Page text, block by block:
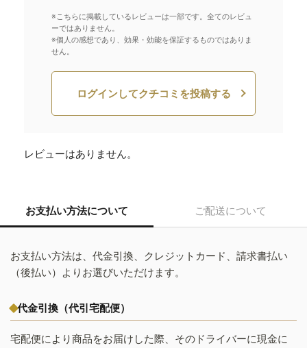
※こちらに掲載しているレビューは一部です。全てのレビュ
ーではありません。
※個人の感想であり、効果・効能を保証するものではありま
せん。
ログインしてクチコミを投稿する
レビューはありません。
お支払い方法について ご配送について
お支払い方法は、代金引換、クレジットカード、請求書払い
（後払い）よりお選びいただけます。
代金引換（代引宅配便）
宅配便により商品をお届けした際、そのドライバーに現金に